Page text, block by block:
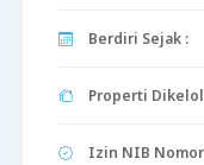
Berdiri Sejak :
Properti
Izin NIB